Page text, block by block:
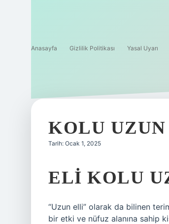
Anasayfa Gizlilik Politikası Yasal Uyarı
KOLU
Tarih: Ocak 1, 2025
ELI KOLU
“Uzun elli” olarak da bilinen
bir etki ve nüfuz alanına sahip